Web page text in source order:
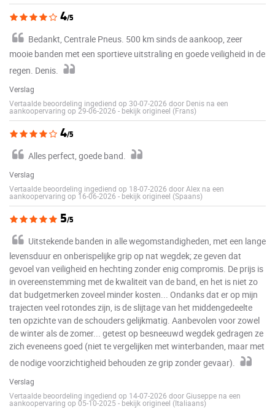
4/5
Bedankt, Centrale Pneus. 500 km sinds de aankoop, zeer
mooie banden met een sportieve uitstraling en goede veiligheid in de
regen. Denis.
Verslag
Vertaalde beoordeling ingediend op 30-07-2026 door Denis na een
aankoopervaring op 29-06-2026 - bekijk origineel (Frans)
4/5
Alles perfect, goede band.
Verslag
Vertaalde beoordeling ingediend op 18-07-2026 door Alex na een
aankoopervaring op 16-06-2026 - bekijk origineel (Spaans)
5/5
Uitstekende banden in alle wegomstandigheden, met een lange
levensduur en onberispelijke grip op nat wegdek; ze geven dat
gevoel van veiligheid en hechting zonder enig compromis. De prijs is
in overeenstemming met de kwaliteit van de band, en het is niet zo
dat budgetmerken zoveel minder kosten... Ondanks dat er op mijn
trajecten veel rotondes zijn, is de slijtage van het middengedeelte
ten opzichte van de schouders gelijkmatig. Aanbevolen voor zowel
de winter als de zomer... getest op besneeuwd wegdek gedragen ze
zich eveneens goed (niet te vergelijken met winterbanden, maar met
de nodige voorzichtigheid behouden ze grip zonder gevaar).
Verslag
Vertaalde beoordeling ingediend op 14-07-2026 door Giuseppe na een
aankoopervaring op 05-10-2025 - bekijk origineel (Italiaans)